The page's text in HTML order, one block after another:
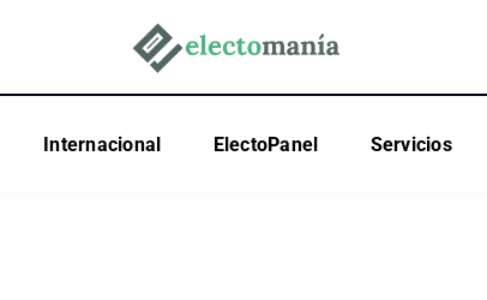
Internacional ElectoPanel Servicios